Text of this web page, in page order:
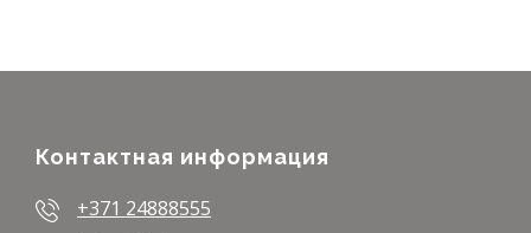
Контактная информация
+371 24888555